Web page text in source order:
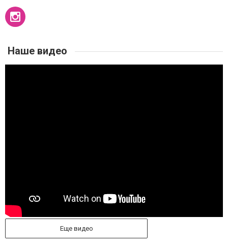
Наше видео
Еще видео